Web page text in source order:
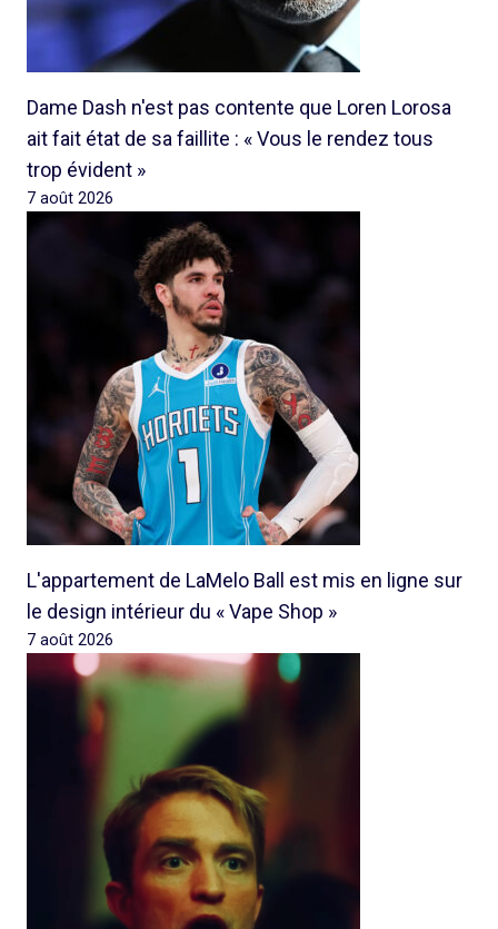
Dame Dash n'est pas contente que Loren Lorosa
ait fait état de sa faillite : « Vous le rendez tous
trop évident »
7 août 2026
L'appartement de LaMelo Ball est mis en ligne sur
le design intérieur du « Vape Shop »
7 août 2026